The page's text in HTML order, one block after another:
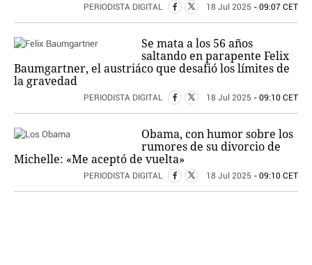
PERIODISTA DIGITAL 18 Jul 2025 - 09:07 CET
Se mata a los 56 años
saltando en parapente Felix
Baumgartner, el austriáco que desafió los límites de
la gravedad
PERIODISTA DIGITAL 18 Jul 2025 - 09:10 CET
Obama, con humor sobre los
rumores de su divorcio de
Michelle: «Me aceptó de vuelta»
PERIODISTA DIGITAL 18 Jul 2025 - 09:10 CET